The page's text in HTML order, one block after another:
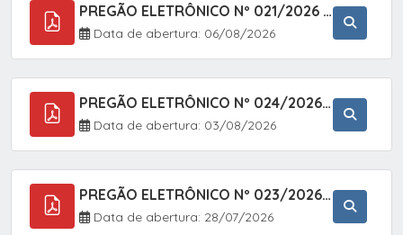
PREGÃO ELETRÔNICO Nº 021/2026 - AQUISIÇÃO DE CONTENTORES E CARRINHOS, DESTINADOS A COLETIVA E MANEJO DE RESÍDUOS SÓLIDOS, ATRAVÉS DO SISTEMA DE REGISTRO DE PREÇOS (SRP)
Data de abertura: 06/08/2026
PREGÃO ELETRÔNICO Nº 024/2026 - AQUISIÇÃO DE GÁS MEDICINAL TIPO OXIGÊNIO (1,00 M3, 3,00 M3 E 10,00 M3), EM ATENDIMENTO À SECRETARIA MUNICIPAL DE SAÚDE, ATRAVÉS DO SISTEMA DE REGISTRO DE PREÇOS (SRP)
Data de abertura: 03/08/2026
PREGÃO ELETRÔNICO Nº 023/2026 - AQUISIÇÃO DE ENXOVAL INFANTIL, EM ATENDIMENTO À SECRETARIA MUNICIPAL DE EDUCAÇÃO, ATRAVÉS DO SISTEMA DE REGISTRO DE PREÇOS (SRP).
Data de abertura: 28/07/2026